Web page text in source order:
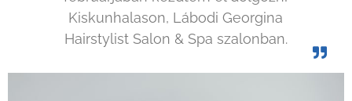
Kiskunhalason, Lábodi Georgina
Hairstylist Salon & Spa szalonban.